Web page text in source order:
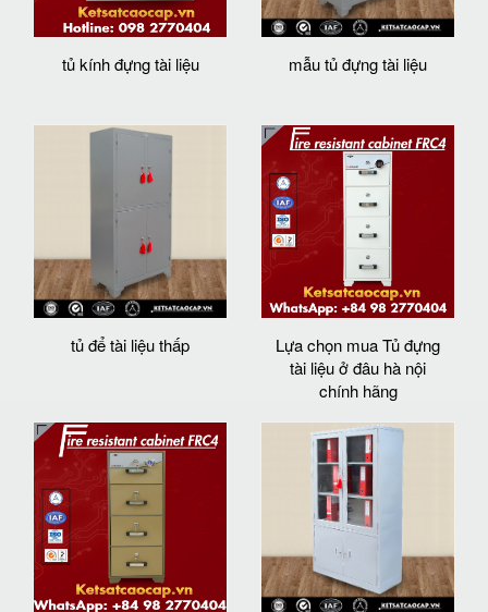
tủ kính đựng tài liệu mẫu tủ đựng tài liệu
tủ để tài liệu thấp
Lựa chọn mua Tủ đựng
tài liệu ở đâu hà nội
chính hãng